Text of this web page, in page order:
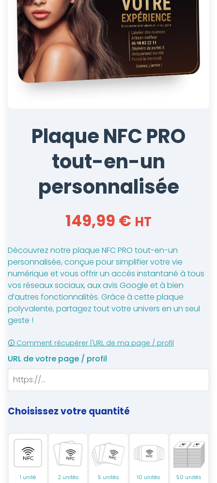
Plaque NFC PRO
tout-en-un
personnalisée
149,99 € HT
Découvrez notre plaque NFC PRO tout-en-un
personnalisée, conçue pour simplifier votre vie
numérique et vous offrir un accès instantané à tous
vos réseaux sociaux, aux avis Google et à bien
d’autres fonctionnalités. Grâce à cette plaque
polyvalente, partagez tout votre univers en un seul
geste !
🛈 Comment récupérer l'URL de ma page / profil
URL de votre page / profil
Choisissez votre quantité
1 unité 2 unités 5 unités 10 unités 50 unités